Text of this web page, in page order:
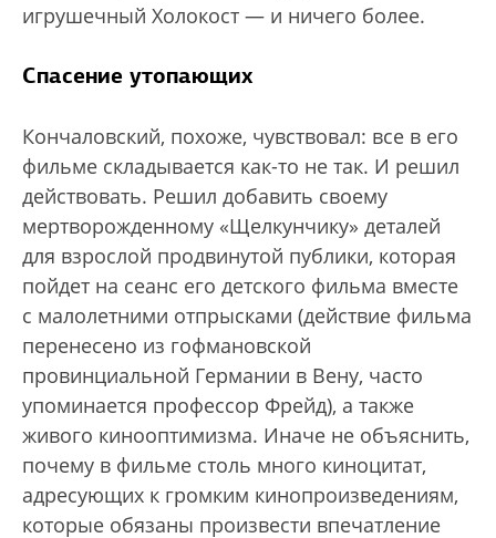
игрушечный Холокост — и ничего более.
Спасение утопающих
Кончаловский, похоже, чувствовал: все в его
фильме складывается как-то не так. И решил
действовать. Решил добавить своему
мертворожденному «Щелкунчику» деталей
для взрослой продвинутой публики, которая
пойдет на сеанс его детского фильма вместе
с малолетними отпрысками (действие фильма
перенесено из гофмановской
провинциальной Германии в Вену, часто
упоминается профессор Фрейд), а также
живого кинооптимизма. Иначе не объяснить,
почему в фильме столь много киноцитат,
адресующих к громким кинопроизведениям,
которые обязаны произвести впечатление